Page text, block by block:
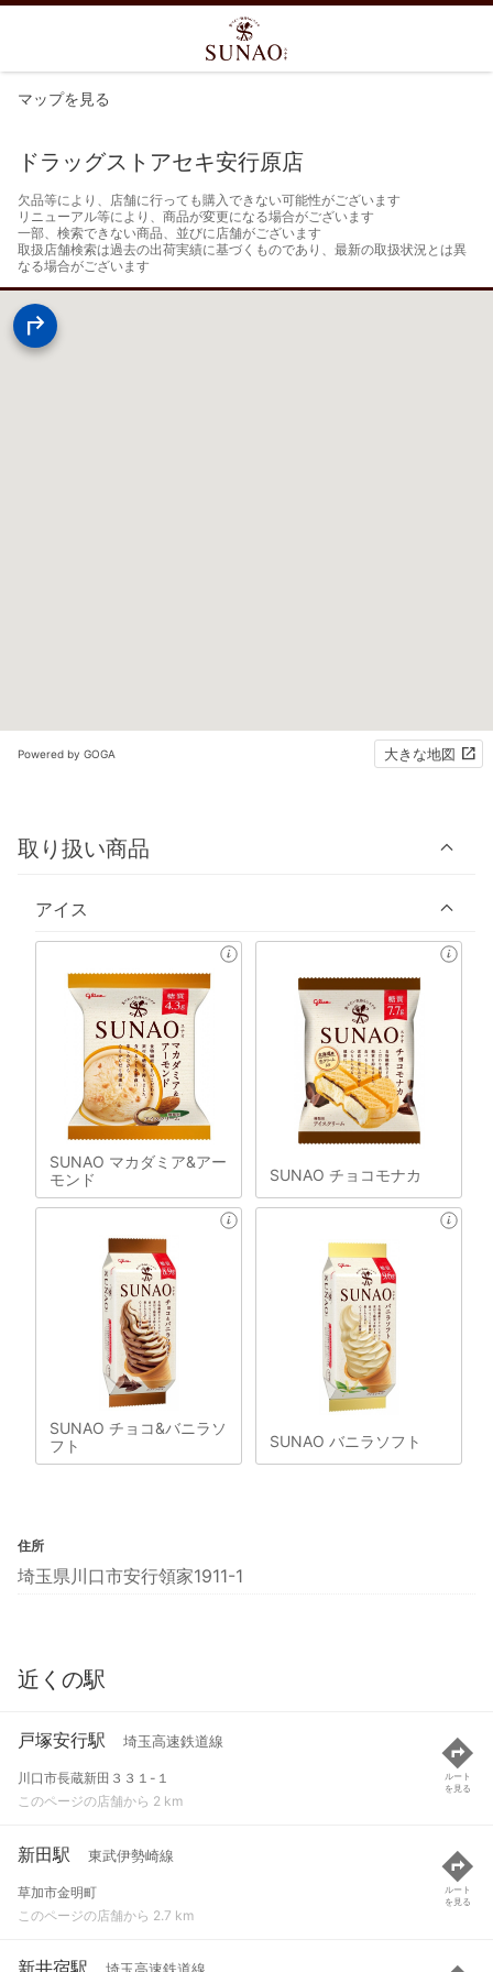
マップを見る
ドラッグストアセキ安行原店
欠品等により、店舗に行っても購入できない可能性がございます
リニューアル等により、商品が変更になる場合がございます
一部、検索できない商品、並びに店舗がございます
取扱店舗検索は過去の出荷実績に基づくものであり、最新の取扱状況とは異
なる場合がございます
Powered by GOGA 大きな地図
取り扱い商品
アイス
SUNAO マカダミア&アー
モンド
SUNAO チョコモナカ
SUNAO チョコ&バニラソ
フト
SUNAO バニラソフト
住所
埼玉県川口市安行領家1911-1
近くの駅
戸塚安行駅 埼玉高速鉄道線
川口市長蔵新田３３１-１
このページの店舗から 2 km
ルート
を見る
新田駅 東武伊勢崎線
草加市金明町
このページの店舗から 2.7 km
ルート
を見る
新井宿駅